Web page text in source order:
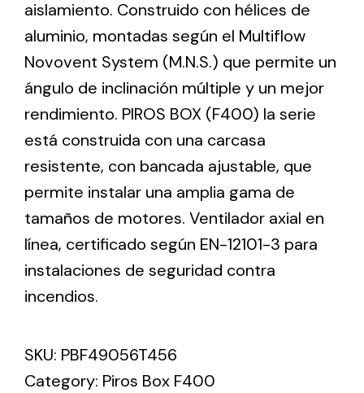
Ventilation
The incorporation of Novovent into the group
meant a greater offer of ventilation products for
different uses
Iluminación Solar
Variedad de soluciones solares para todo tipo
de necesidades.
aislamiento. Construido con hélices de
aluminio, montadas según el Multiflow
Novovent System (M.N.S.) que permite un
ángulo de inclinación múltiple y un mejor
rendimiento. PIROS BOX (F400) la serie
está construida con una carcasa
resistente, con bancada ajustable, que
permite instalar una amplia gama de
tamaños de motores. Ventilador axial en
línea, certificado según EN-12101-3 para
instalaciones de seguridad contra
incendios.
SKU: PBF49056T456
Category: Piros Box F400